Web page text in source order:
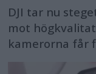
DJI tar nu
mot
kamerorna får